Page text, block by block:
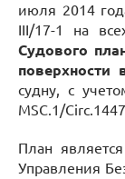
июля 2014
III/17-1 на
Судового
поверхности
судну, с
MSC.1/
План
Управления